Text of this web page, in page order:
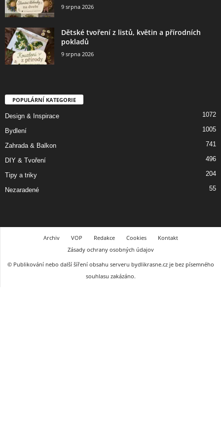
9 srpna 2026
Dětské tvoření z listů, květin a přírodních
pokladů
9 srpna 2026
POPULÁRNÍ KATEGORIE
Design & Inspirace 1072
Bydlení 1005
Zahrada & Balkon 741
DIY & Tvoření 496
Tipy a triky 204
Nezaradené 55
Archiv VOP Redakce Cookies
Kontakt
Zásady ochrany osobných údajov
© Publikování nebo další šíření obsahu serveru bydlikrasne.cz je bez písemného
souhlasu zakázáno.